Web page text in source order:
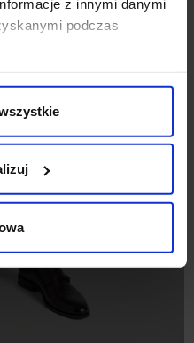
z innymi danymi
podczas